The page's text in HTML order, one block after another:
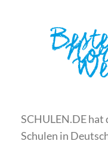
SCHULEN.DE hat
Schulen in